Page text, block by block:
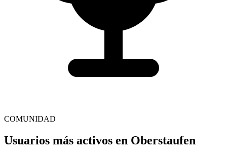
COMUNIDAD
Usuarios más activos en Oberstaufen